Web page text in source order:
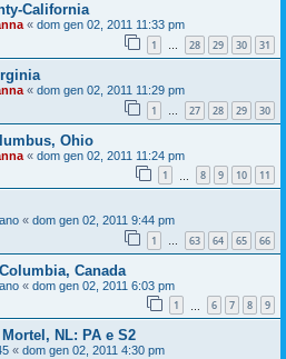
California
« dom gen 02, 2011 11:33 pm
1 … 28 29 30 31
« dom gen 02, 2011 11:29 pm
1 … 27 28 29 30
Ohio
« dom gen 02, 2011 11:24 pm
1 8 9 10 11
« dom gen 02, 2011 9:44 pm
1 … 63 64 65 66
Canada
« dom gen 02, 2011 6:03 pm
1 6 7 8 9
NL: PA e S2
« dom gen 02, 2011 4:30 pm